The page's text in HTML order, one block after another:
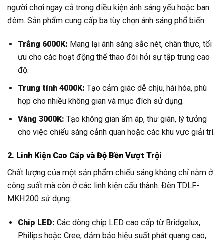
người chơi ngay cả trong điều kiện ánh sáng yếu hoặc ban
đêm. Sản phẩm cung cấp ba tùy chọn ánh sáng phổ biến:
Trắng 6000K: Mang lại ánh sáng sắc nét, chân thực, tối
ưu cho các hoạt động thể thao đòi hỏi sự tập trung cao
độ.
Trung tính 4000K: Tạo cảm giác dễ chịu, hài hòa, phù
hợp cho nhiều không gian và mục đích sử dụng.
Vàng 3000K: Tạo không gian ấm áp, thư giãn, lý tưởng
cho việc chiếu sáng cảnh quan hoặc các khu vực giải trí.
2. Linh Kiện Cao Cấp và Độ Bền Vượt Trội
Chất lượng của một sản phẩm chiếu sáng không chỉ nằm ở
công suất mà còn ở các linh kiện cấu thành. Đèn TDLF-
MKH200 sử dụng:
Chip LED: Các dòng chip LED cao cấp từ Bridgelux,
Philips hoặc Cree, đảm bảo hiệu suất phát quang cao,